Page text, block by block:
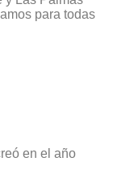
para todas
en el año